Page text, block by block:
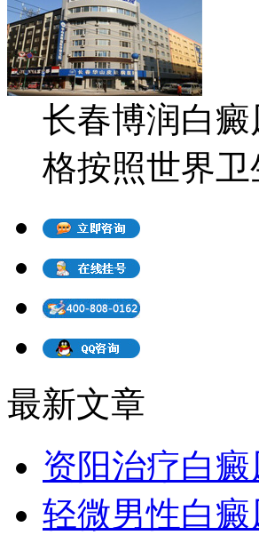
长春博润白
格按照世界
最新文章
资阳治疗白
轻微男性白